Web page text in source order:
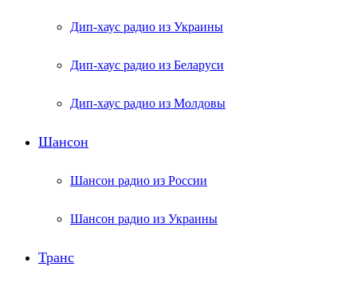
Дип-хаус радио из Украины
Дип-хаус радио из Беларуси
Дип-хаус радио из Молдовы
Шансон
Шансон радио из России
Шансон радио из Украины
Транс